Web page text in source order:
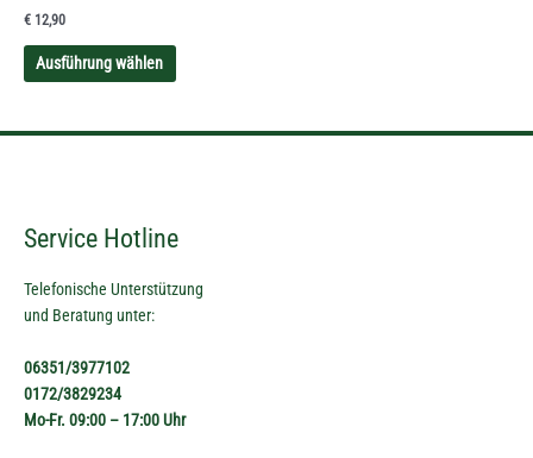
€ 12,90
Ausführung wählen
Optionen
können
der
Service Hotline
Telefonische Unterstützung
und Beratung unter:
06351/3977102
0172/3829234
Mo-Fr. 09:00 – 17:00 Uhr